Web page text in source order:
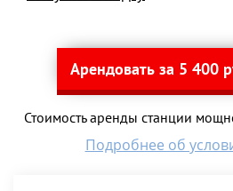
Арендовать за 5 400
Стоимость аренды станции
Подробнее об